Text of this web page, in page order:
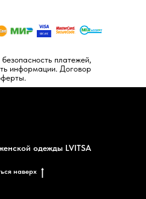
платежей,
информации. Договор
одежды LVITSA
наверх